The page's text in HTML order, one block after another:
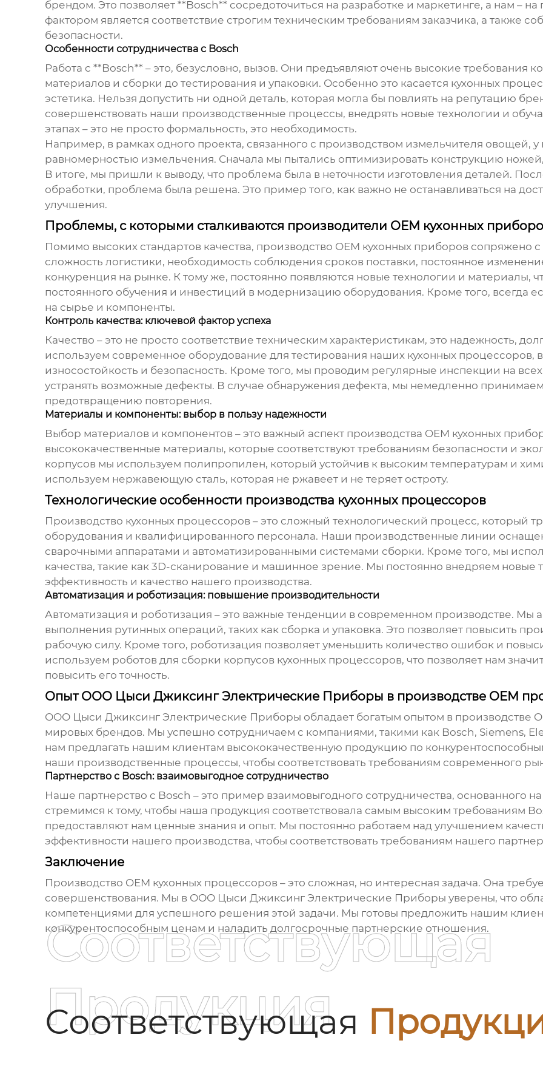
брендом. Это позволяет **Bosch** сосредоточиться на разработке и маркетинге, а нам –
фактором является соответствие строгим техническим требованиям заказчика, а также
безопасности.
Особенности сотрудничества с Bosch
Работа с **Bosch** – это, безусловно, вызов. Они предъявляют очень высокие требования
материалов и сборки до тестирования и упаковки. Особенно это касается кухонных
эстетика. Нельзя допустить ни одной деталь, которая могла бы повлиять на репутацию
совершенствовать наши производственные процессы, внедрять новые технологии и
этапах – это не просто формальность, это необходимость.
Например, в рамках одного проекта, связанного с производством измельчителя овощей,
равномерностью измельчения. Сначала мы пытались оптимизировать конструкцию
В итоге, мы пришли к выводу, что проблема была в неточности изготовления деталей.
обработки, проблема была решена. Это пример того, как важно не останавливаться на
улучшения.
Проблемы, с которыми сталкиваются производители OEM кухонных
Помимо высоких стандартов качества, производство OEM кухонных приборовсопряжено с
сложность логистики, необходимость соблюдения сроков поставки, постоянное
конкуренция на рынке. К тому же, постоянно появляются новые технологии и материалы,
постоянного обучения и инвестиций в модернизацию оборудования. Кроме того, всегда
на сырье и компоненты.
Контроль качества: ключевой фактор успеха
Качество – это не просто соответствие техническим характеристикам, это надежность,
используем современное оборудование для тестирования наших кухонных процессоров,
износостойкость и безопасность. Кроме того, мы проводим регулярные инспекции на
устранять возможные дефекты. В случае обнаружения дефекта, мы немедленно
предотвращению повторения.
Материалы и компоненты: выбор в пользу надежности
Выбор материалов и компонентов – это важный аспект производства OEM кухонных
высококачественные материалы, которые соответствуют требованиям безопасности и
корпусов мы используем полипропилен, который устойчив к высоким температурам и
используем нержавеющую сталь, которая не ржавеет и не теряет остроту.
Технологические особенности производства кухонных процессоров
Производство кухонных процессоров – это сложный технологический процесс, который
оборудования и квалифицированного персонала. Наши производственные линии
сварочными аппаратами и автоматизированными системами сборки. Кроме того, мы
качества, такие как 3D-сканирование и машинное зрение. Мы постоянно внедряем новые
эффективность и качество нашего производства.
Автоматизация и роботизация: повышение производительности
Автоматизация и роботизация – это важные тенденции в современном производстве. Мы
выполнения рутинных операций, таких как сборка и упаковка. Это позволяет повысить
рабочую силу. Кроме того, роботизация позволяет уменьшить количество ошибок и
используем роботов для сборки корпусов кухонных процессоров, что позволяет нам
повысить его точность.
Опыт ООО Цыси Джиксинг Электрические Приборы в производстве OEM
ООО Цыси Джиксинг Электрические Приборы обладает богатым опытом в производстве
мировых брендов. Мы успешно сотрудничаем с компаниями, такими как Bosch, Siemens,
нам предлагать нашим клиентам высококачественную продукцию по
наши производственные процессы, чтобы соответствовать требованиям современного
Партнерство с Bosch: взаимовыгодное сотрудничество
Наше партнерство с Bosch – это пример взаимовыгодного сотрудничества, основанного
стремимся к тому, чтобы наша продукция соответствовала самым высоким требованиям
предоставляют нам ценные знания и опыт. Мы постоянно работаем над улучшением
эффективности нашего производства, чтобы соответствовать требованиям нашего
Заключение
Производство OEM кухонных процессоров– это сложная, но интересная задача. Она
совершенствования. Мы в ООО Цыси Джиксинг Электрические Приборы уверены, что
компетенциями для успешного решения этой задачи. Мы готовы предложить нашим
конкурентоспособным ценам и наладить долгосрочные партнерские отношения.
Соответствующая
Соответствующая
Продукция